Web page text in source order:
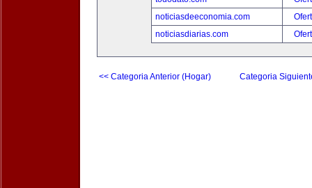
noticiasdeeconomia.com
noticiasdiarias.com
<< Categoria Anterior (Hogar) Categoria